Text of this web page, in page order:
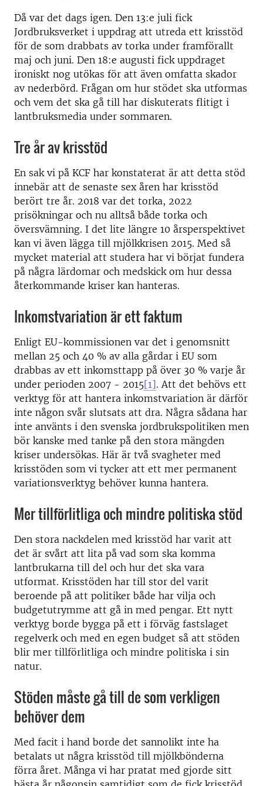
Då var det dags igen. Den 13:e juli fick
Jordbruksverket i uppdrag att utreda ett krisstöd
för de som drabbats av torka under framförallt
maj och juni. Den 18:e augusti fick uppdraget
ironiskt nog utökas för att även omfatta skador
av nederbörd. Frågan om hur stödet ska utformas
och vem det ska gå till har diskuterats flitigt i
lantbruksmedia under sommaren.
Tre år av krisstöd
En sak vi på KCF har konstaterat är att detta stöd
innebär att de senaste sex åren har krisstöd
berört tre år. 2018 var det torka, 2022
prisökningar och nu alltså både torka och
översvämning. I det lite längre 10 årsperspektivet
kan vi även lägga till mjölkkrisen 2015. Med så
mycket material att studera har vi börjat fundera
på några lärdomar och medskick om hur dessa
återkommande kriser kan hanteras.
Inkomstvariation är ett faktum
Enligt EU-kommissionen var det i genomsnitt
mellan 25 och 40 % av alla gårdar i EU som
drabbas av ett inkomsttapp på över 30 % varje år
under perioden 2007 - 2015[1]. Att det behövs ett
verktyg för att hantera inkomstvariation är därför
inte någon svår slutsats att dra. Några sådana har
inte använts i den svenska jordbrukspolitiken men
bör kanske med tanke på den stora mängden
kriser undersökas. Här är två svagheter med
krisstöden som vi tycker att ett mer permanent
variationsverktyg behöver kunna hantera.
Mer tillförlitliga och mindre politiska stöd
Den stora nackdelen med krisstöd har varit att
det är svårt att lita på vad som ska komma
lantbrukarna till del och hur det ska vara
utformat. Krisstöden har till stor del varit
beroende på att politiker både har vilja och
budgetutrymme att gå in med pengar. Ett nytt
verktyg borde bygga på ett i förväg fastslaget
regelverk och med en egen budget så att stöden
blir mer tillförlitliga och mindre politiska i sin
natur.
Stöden måste gå till de som verkligen
behöver dem
Med facit i hand borde det sannolikt inte ha
betalats ut några krisstöd till mjölkbönderna
förra året. Många vi har pratat med gjorde sitt